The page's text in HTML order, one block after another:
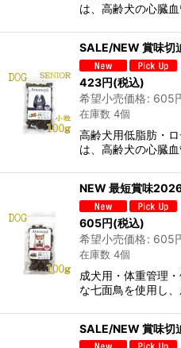
は、高齢犬の心臓
SALE/NEW 賞味切
423円(税込)
希望小売価格: 605
在庫数 4個
高齢犬用低脂肪・
は、高齢犬の心臓
NEW 最短賞味
605円(税込)
希望小売価格: 605
在庫数 4個
成犬用・体重管理
な七面鳥を使用し
SALE/NEW 賞味切